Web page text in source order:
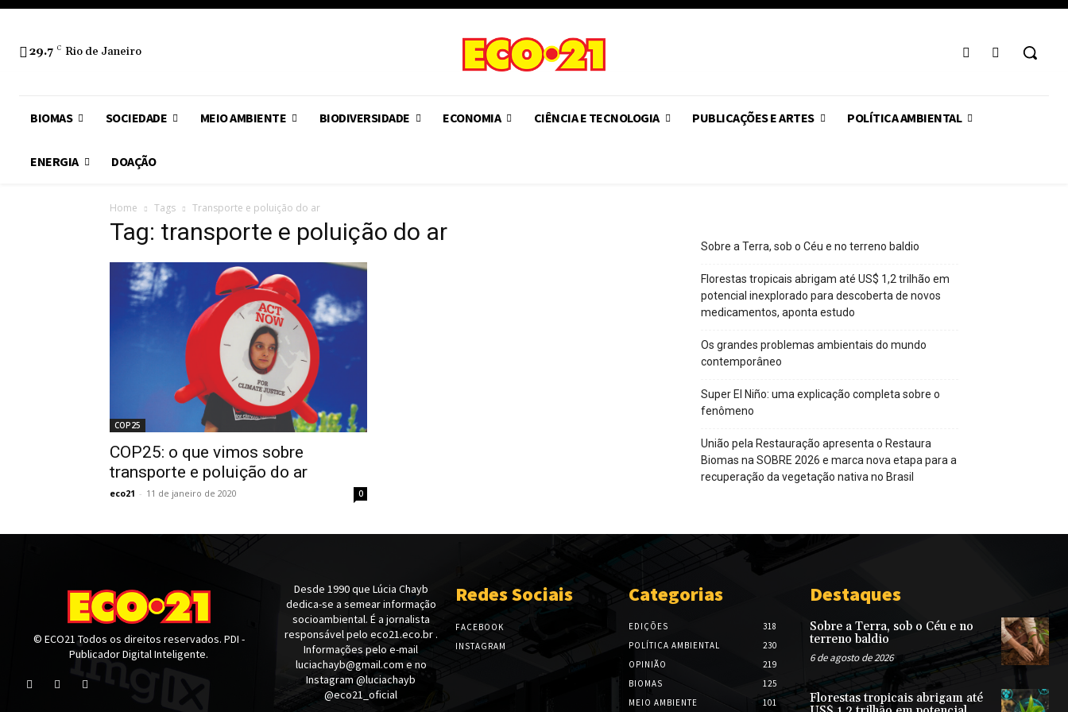
29.7 C Rio de Janeiro
BIOMAS SOCIEDADE MEIO AMBIENTE BIODIVERSIDADE ECONOMIA CIÊNCIA E TECNOLOGIA PUBLICAÇÕES E ARTES POLÍTICA AMBIENTAL
ENERGIA DOAÇÃO
Home Tags Transporte e poluição do ar
Tag: transporte e poluição do ar
COP25
COP25: o que vimos sobre
transporte e poluição do ar
eco21 - 11 de janeiro de 2020 0
Sobre a Terra, sob o Céu e no terreno baldio
Florestas tropicais abrigam até US$ 1,2 trilhão em
potencial inexplorado para descoberta de novos
medicamentos, aponta estudo
Os grandes problemas ambientais do mundo
contemporâneo
Super El Niño: uma explicação completa sobre o
fenômeno
União pela Restauração apresenta o Restaura
Biomas na SOBRE 2026 e marca nova etapa para a
recuperação da vegetação nativa no Brasil
© ECO21 Todos os direitos reservados. PDI -
Publicador Digital Inteligente.
Desde 1990 que Lúcia Chayb
dedica-se a semear informação
socioambiental. É a jornalista
responsável pelo eco21.eco.br .
Informações pelo e-mail
luciachayb@gmail.com e no
Instagram @luciachayb
@eco21_oficial
Redes Sociais
FACEBOOK
INSTAGRAM
Categorias
EDIÇÕES
318
POLÍTICA AMBIENTAL
230
OPINIÃO
219
BIOMAS
125
MEIO AMBIENTE
101
Destaques
Sobre a Terra, sob o Céu e no
terreno baldio
6 de agosto de 2026
Florestas tropicais abrigam até